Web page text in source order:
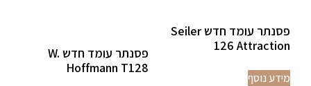
פסנתר עומד חדש Seiler
126 Attraction
מידע נוסף
פסנתר עומד חדש W.
Hoffmann T128